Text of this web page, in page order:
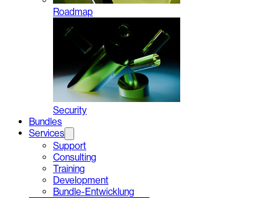
Roadmap
Security
Bundles
Services
Support
Consulting
Training
Development
Bundle-Entwicklung